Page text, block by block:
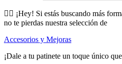
🕵️‍♂️ ¡Hey! Si estás buscando más
no te pierdas nuestra selección de
Accesorios y Mejoras
¡Dale a tu patinete un toque único